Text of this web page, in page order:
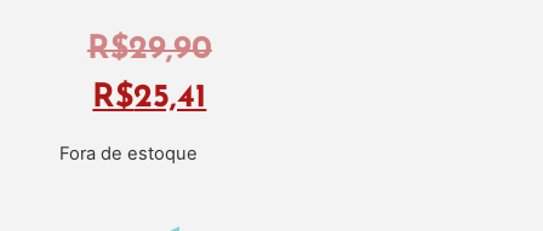
R$29,90
R$25,41
Fora de estoque